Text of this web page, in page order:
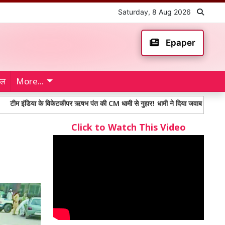
Saturday, 8 Aug 2026
Epaper
More...
के विकेटकीपर ऋषभ पंत की CM धामी से गुहार! धामी ने दिया जवाब High BP
Click to Watch This Video